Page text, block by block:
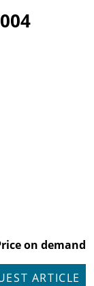
on demand
ARTICLE